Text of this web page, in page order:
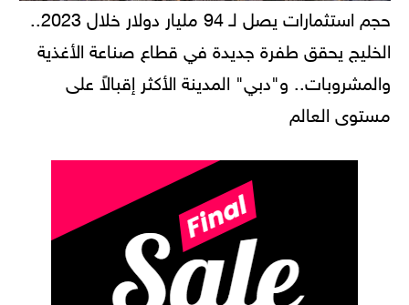
حجم استثمارات يصل لـ 94 مليار دولار خلال 2023..
الخليج يحقق طفرة جديدة في قطاع صناعة الأغذية
والمشروبات.. و"دبي" المدينة الأكثر إقبالاً على
مستوى العالم